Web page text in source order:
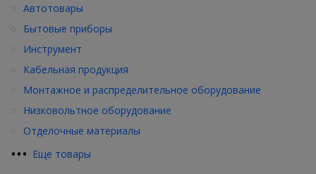
••• Еще товары
Автотовары
Бытовые приборы
Инструмент
Кабельная продукция
Монтажное и распределительное оборудование
Низковольтное оборудование
Отделочные материалы